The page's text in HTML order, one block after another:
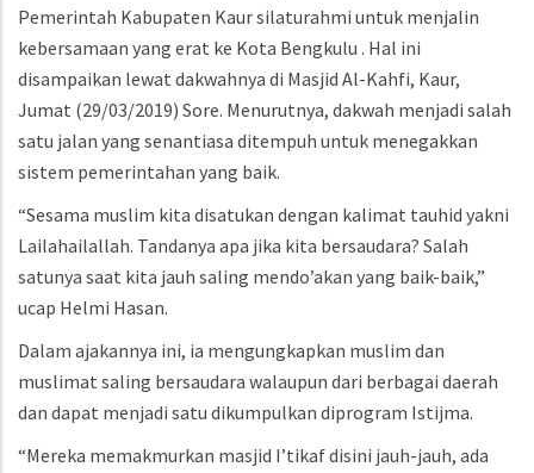
Pemerintah Kabupaten Kaur silaturahmi untuk menjalin
kebersamaan yang erat ke Kota Bengkulu . Hal ini
disampaikan lewat dakwahnya di Masjid Al-Kahfi, Kaur,
Jumat (29/03/2019) Sore. Menurutnya, dakwah menjadi salah
satu jalan yang senantiasa ditempuh untuk menegakkan
sistem pemerintahan yang baik.
“Sesama muslim kita disatukan dengan kalimat tauhid yakni
Lailahailallah. Tandanya apa jika kita bersaudara? Salah
satunya saat kita jauh saling mendo’akan yang baik-baik,”
ucap Helmi Hasan.
Dalam ajakannya ini, ia mengungkapkan muslim dan
muslimat saling bersaudara walaupun dari berbagai daerah
dan dapat menjadi satu dikumpulkan diprogram Istijma.
“Mereka memakmurkan masjid I’tikaf disini jauh-jauh, ada